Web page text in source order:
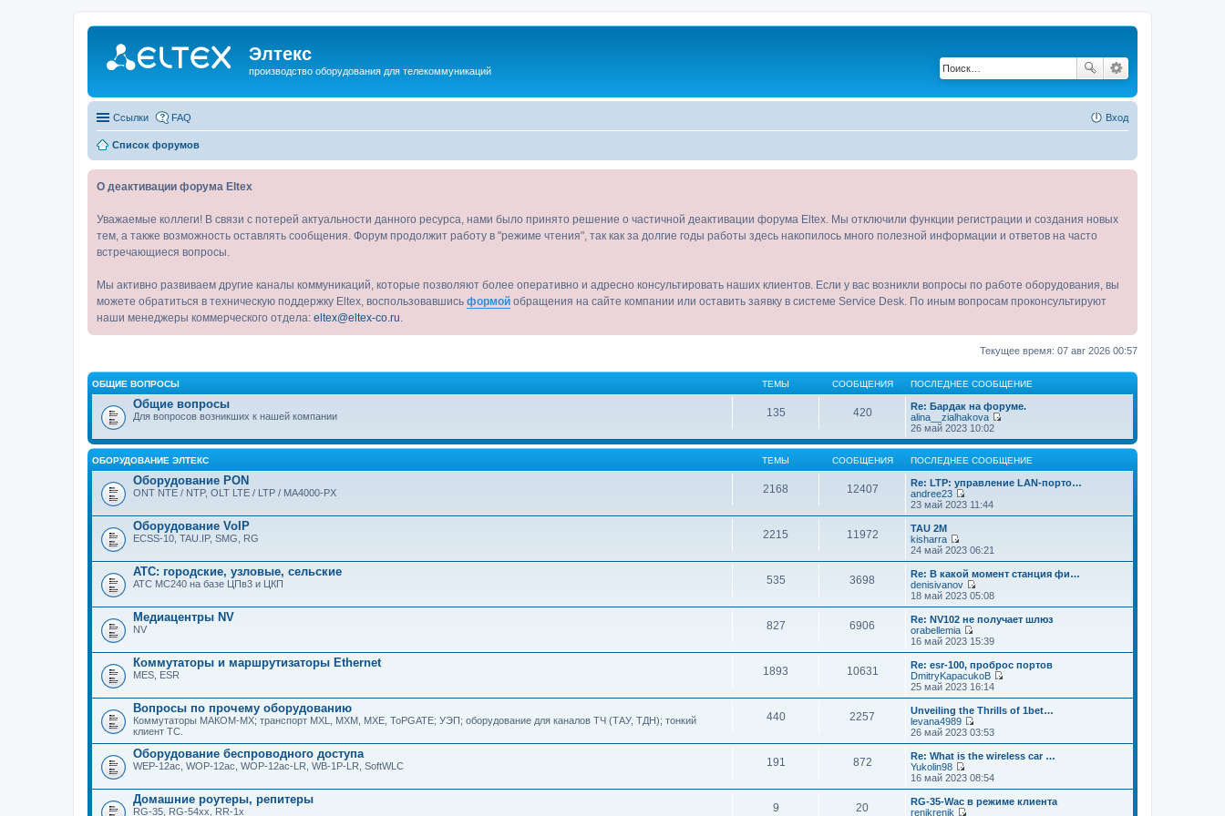
Элтекс
производство оборудования для телекоммуникаций
Ссылки FAQ Вход
Список форумов
О деактивации форума Eltex
Уважаемые коллеги! В связи с потерей актуальности данного ресурса, нами было принято решение о частичной деактивации форума Eltex. Мы отключили функции регистрации и создания новых
тем, а также возможность оставлять сообщения. Форум продолжит работу в "режиме чтения", так как за долгие годы работы здесь накопилось много полезной информации и ответов на часто
встречающиеся вопросы.
Мы активно развиваем другие каналы коммуникаций, которые позволяют более оперативно и адресно консультировать наших клиентов. Если у вас возникли вопросы по работе оборудования, вы
можете обратиться в техническую поддержку Eltex, воспользовавшись формой обращения на сайте компании или оставить заявку в системе Service Desk. По иным вопросам проконсультируют
наши менеджеры коммерческого отдела: eltex@eltex-co.ru
Текущее время: 07 авг 2026 00:57
ОБЩИЕ ВОПРОСЫ ТЕМЫ СООБЩЕНИЯ ПОСЛЕДНЕЕ СООБЩЕНИЕ
Общие вопросы
Для вопросов возникших к нашей компании 135 420
Re: Бардак на форуме.
alina__zialhakova
е
р
е
й
т
п
н
с
б
щ
е
и
ю
26 май 2023 10:02
ОБОРУДОВАНИЕ ЭЛТЕКС ТЕМЫ СООБЩЕНИЯ ПОСЛЕДНЕЕ СООБЩЕНИЕ
Оборудование PON
ONT NTE / NTP, OLT LTE / LTP / MA4000-PX 2168 12407
Re: LTP: управление LAN-порто…
andree23
П
е
й
т
и
к
п
о
л
е
д
н
е
м
у
с
о
о
б
щ
е
и
ю
23 май 2023 11:44
Оборудование VoIP
ECSS-10, TAU.IP, SMG, RG 2215 11972
TAU 2M
kisharra
П
е
р
е
й
т
к
п
о
л
е
д
н
е
м
у
с
о
о
б
щ
е
н
24 май 2023 06:21
АТС: городские, узловые, сельские
АТС МС240 на базе ЦПв3 и ЦКП 535 3698
Re: В какой момент станция фи…
denisivanov
П
е
р
е
й
т
к
п
о
л
д
н
е
у
с
о
18 май 2023 05:08
Медиацентры NV
NV 827 6906
Re: NV102 не получает шлюз
orabellemia
П
е
р
е
й
т
и
к
п
о
л
д
н
е
16 май 2023 15:39
Коммутаторы и маршрутизаторы Ethernet
MES, ESR 1893 10631
Re: esr-100, проброс портов
DmitryKapacukoB
е
р
е
и
к
л
25 май 2023 16:14
Вопросы по прочему оборудованию
Коммутаторы МАКОМ-МХ; транспорт MXL, MXM, MXE, ToPGATE; УЭП; оборудование для каналов ТЧ (ТАУ, ТДН); тонкий
клиент ТС.
440 2257
Unveiling the Thrills of 1bet…
levana4989
П
е
р
е
й
т
к
26 май 2023 03:53
Оборудование беспроводного доступа
WEP-12ac, WOP-12ac, WOP-12ac-LR, WB-1P-LR, SoftWLC 191 872
Re: What is the wireless car …
Yukolin98
П
е
р
е
16 май 2023 08:54
Домашние роутеры, репитеры
RG-35, RG-54xx, RR-1x 9 20
RG-35-Wac в режиме клиента
renikrenik